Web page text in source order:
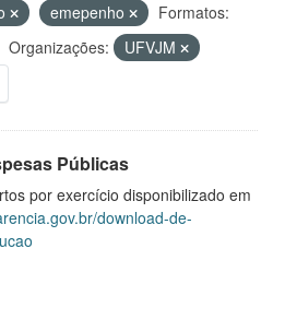
emepenho
Formatos:
Organizações:
UFVJM
Públicas
por exercício disponibilizado em
download-de-